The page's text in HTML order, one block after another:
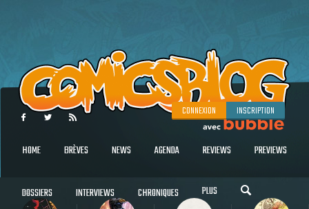
CONNEXION INSCRIPTION
HOME BRÈVES NEWS AGENDA REVIEWS PREVIEWS
DOSSIERS INTERVIEWS CHRONIQUES PLUS